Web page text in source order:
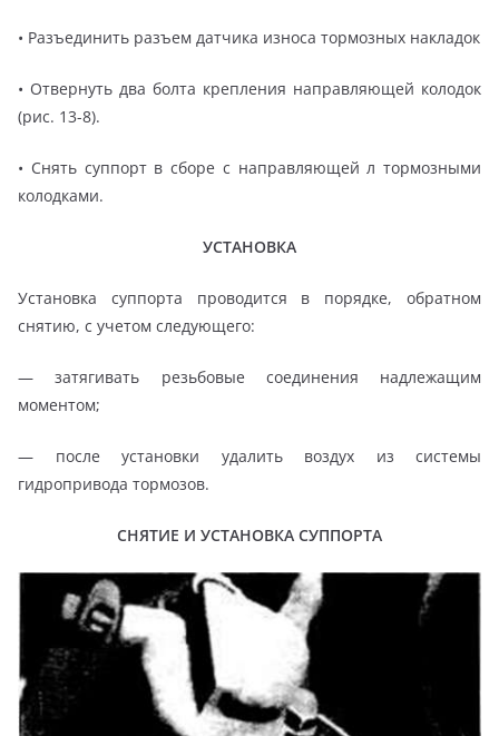
• Разъединить разъем датчика износа тормозных накладок
• Отвернуть два болта крепления направляющей колодок
(рис. 13-8).
• Снять суппорт в сборе с направляющей л тормозными
колодками.
УСТАНОВКА
Установка суппорта проводится в порядке, обратном
снятию, с учетом следующего:
— затягивать резьбовые соединения надлежащим
моментом;
— после установки удалить воздух из системы
гидропривода тормозов.
СНЯТИЕ И УСТАНОВКА СУППОРТА